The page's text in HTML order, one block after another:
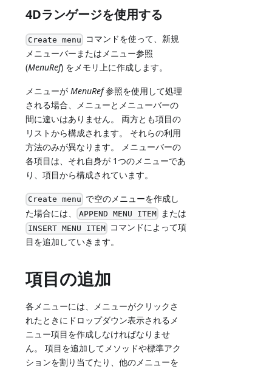
4Dランゲージを使用する
Create menu コマンドを使って、新規
メニューバーまたはメニュー参照
(MenuRef) をメモリ上に作成します。
メニューがMenuRef参照を使用して処理
される場合、メニューとメニューバーの
間に違いはありません。 両方とも項目の
リストから構成されます。 それらの利用
方法のみが異なります。 メニューバーの
各項目は、それ自身が 1つのメニューであ
り、項目から構成されています。
Create menu で空のメニューを作成し
た場合には、 APPEND MENU ITEM または
INSERT MENU ITEM コマンドによって項
目を追加していきます。
項目の追加
各メニューには、メニューがクリックさ
れたときにドロップダウン表示されるメ
ニュー項目を作成しなければなりませ
ん。 項目を追加してメソッドや標準アク
ションを割り当てたり、他のメニューを